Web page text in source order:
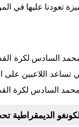
تعودنا عليها في
تساعد اللاعبين